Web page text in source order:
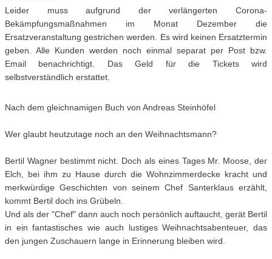
Leider muss aufgrund der verlängerten Corona-
Bekämpfungsmaßnahmen im Monat Dezember die
Ersatzveranstaltung gestrichen werden. Es wird keinen Ersatztermin
geben. Alle Kunden werden noch einmal separat per Post bzw.
Email benachrichtigt. Das Geld für die Tickets wird
selbstverständlich erstattet.
Nach dem gleichnamigen Buch von Andreas Steinhöfel
Wer glaubt heutzutage noch an den Weihnachtsmann?
Bertil Wagner bestimmt nicht. Doch als eines Tages Mr. Moose, der
Elch, bei ihm zu Hause durch die Wohnzimmerdecke kracht und
merkwürdige Geschichten von seinem Chef Santerklaus erzählt,
kommt Bertil doch ins Grübeln.
Und als der "Chef" dann auch noch persönlich auftaucht, gerät Bertil
in ein fantastisches wie auch lustiges Weihnachtsabenteuer, das
den jungen Zuschauern lange in Erinnerung bleiben wird.